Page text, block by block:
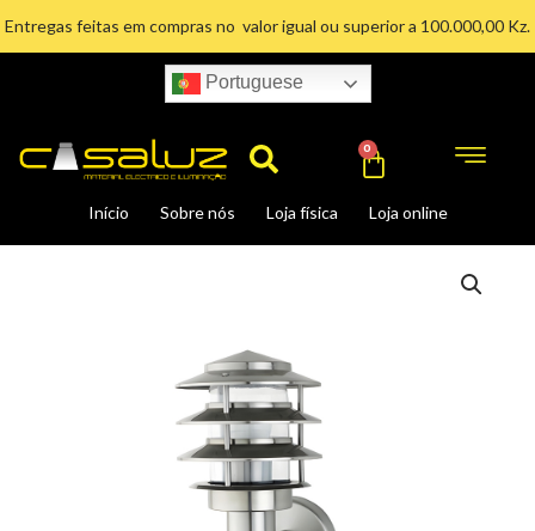
Entregas feitas em compras no valor igual ou superior a 100.000,00 Kz.
Portuguese
Search
Início Sobre nós Loja física Loja online
0 Cart